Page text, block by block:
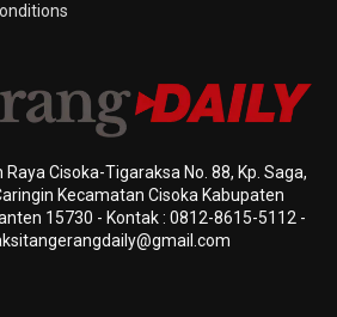
Cisoka-Tigaraksa No. 88, Kp. Saga,
Kecamatan Cisoka Kabupaten
15730 - Kontak : 0812-8615-5112 -